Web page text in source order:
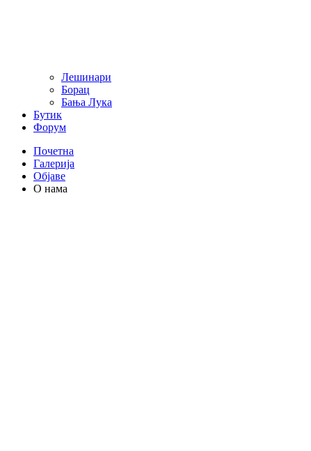
Лешинари
Борац
Бања Лука
Бутик
Форум
Почетна
Галерија
Објаве
О нама